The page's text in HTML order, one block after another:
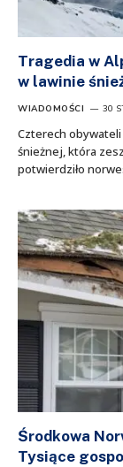
Tragedia w
w lawinie
WIADOMOŚCI 30
Czterech obywateli
śnieżnej, która
potwierdziło
Środkowa
Tysiące